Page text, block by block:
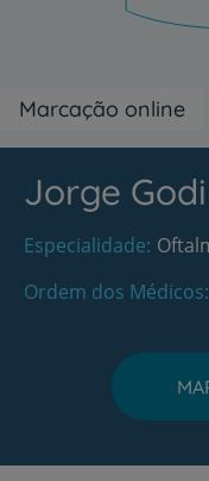
Marcação online
Jorge
Especialidade
Ordem dos Médicos